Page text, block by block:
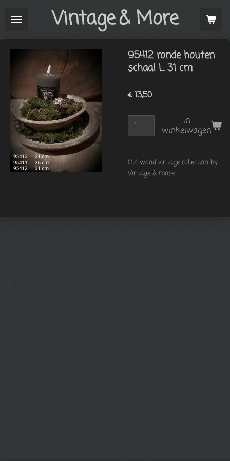
direct
Vintage& More
95412 ronde houten
schaal L 31 cm
€ 13,50
In
winkelwagen
Old wood vintage collection by
Vintage & more